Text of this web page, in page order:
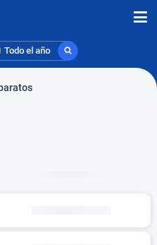
Todo el año